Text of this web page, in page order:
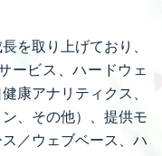
を取り上げており、
ービス、ハードウェ
康アナリティクス、
、その他）、提供モ
／ウェブベース、ハ